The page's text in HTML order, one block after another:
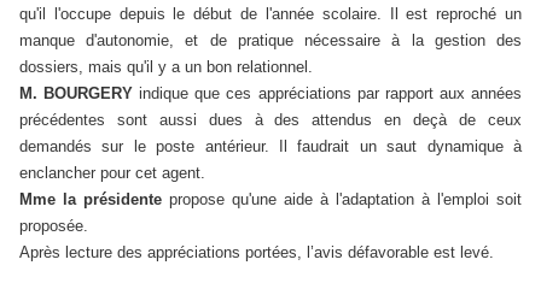
qu'il l'occupe depuis le début de l'année scolaire. Il est reproché un
manque d'autonomie, et de pratique nécessaire à la gestion des
dossiers, mais qu'il y a un bon relationnel.
M. BOURGERY indique que ces appréciations par rapport aux années
précédentes sont aussi dues à des attendus en deçà de ceux
demandés sur le poste antérieur. Il faudrait un saut dynamique à
enclancher pour cet agent.
Mme la présidente propose qu'une aide à l'adaptation à l'emploi soit
proposée.
Après lecture des appréciations portées, l’avis défavorable est levé.